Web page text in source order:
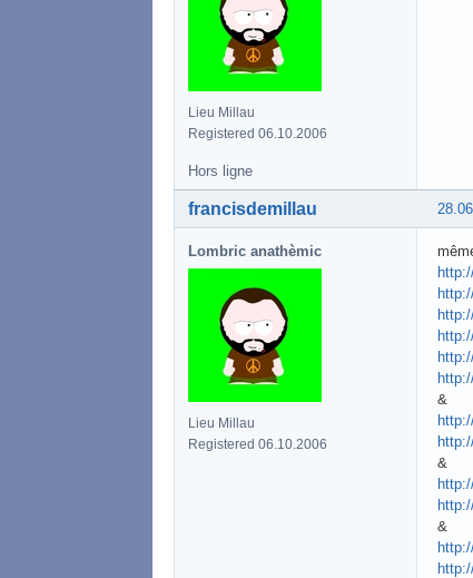
Lieu Millau
Registered 06.10.2006
Hors ligne
francisdemillau
Lombric anathèmic
Lieu Millau
Registered 06.10.2006
&
&
&